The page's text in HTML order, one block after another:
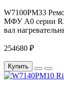
W7100PM33
МФУ A0 серии
вал
254680 ₽
Купить